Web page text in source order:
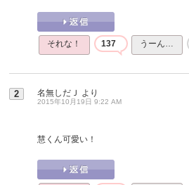
それな！ 137 うーん…
2 名無しだＪ より
2015年10月19日 9:22 AM
慧くん可愛い！